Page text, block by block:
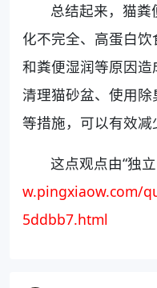
总结起来，猫
化不完全、高蛋白
和粪便湿润等原因
清理猫砂盆、使用
等措施，可以有效减
这点观点由“独
w.pingxiaow.com/
5ddbb7.html